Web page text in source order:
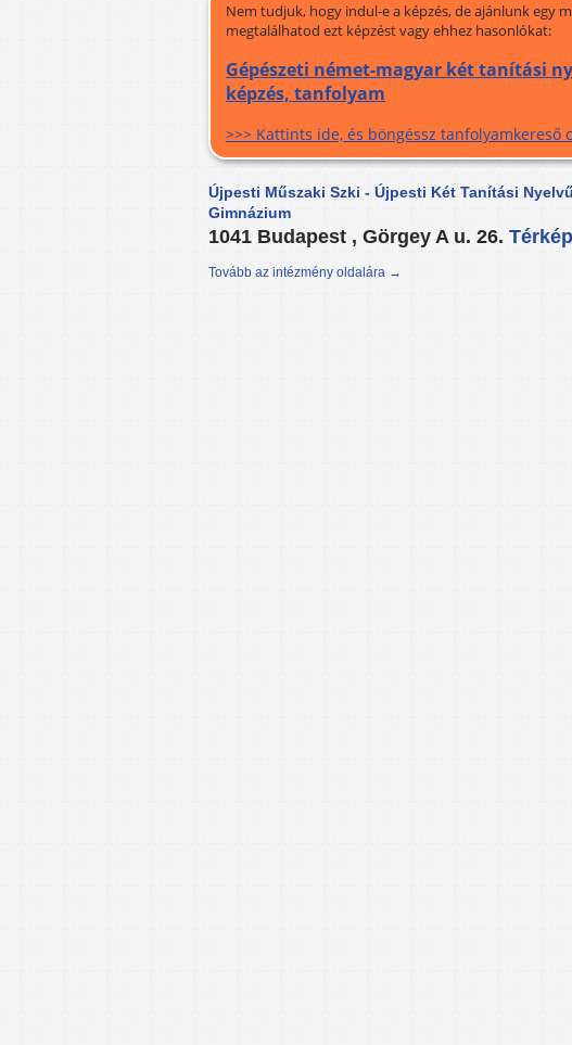
Nem tudjuk, hogy indul-e a képzés, de ajánlunk egy
megtalálhatod ezt képzést vagy ehhez hasonlókat:
Gépészeti német-magyar két tanítási
képzés, tanfolyam
>>> Kattints ide, és böngéssz tanfolyamkereső
Újpesti Műszaki Szki - Újpesti Két Tanítási
Gimnázium
1041 Budapest , Görgey A u. 26. Térkép
Tovább az intézmény oldalára →